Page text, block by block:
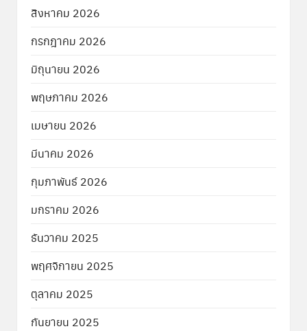
สิงหาคม 2026
กรกฎาคม 2026
มิถุนายน 2026
พฤษภาคม 2026
เมษายน 2026
มีนาคม 2026
กุมภาพันธ์ 2026
มกราคม 2026
ธันวาคม 2025
พฤศจิกายน 2025
ตุลาคม 2025
กันยายน 2025